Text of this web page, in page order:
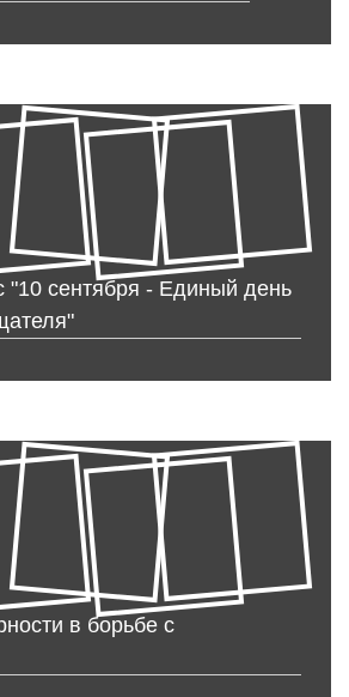
"10 сентября - Единый день
в борьбе с